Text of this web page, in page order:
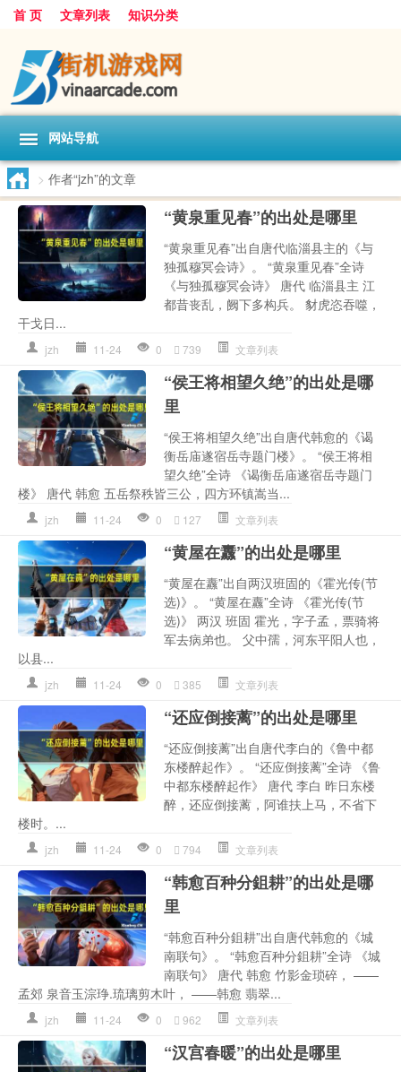
首 页 文章列表 知识分类
网站导航
> 作者“jzh”的文章
“黄泉重见春”的出处是哪里
“黄泉重见春”出自唐代临淄县主的《与
独孤穆冥会诗》。 “黄泉重见春”全诗
《与独孤穆冥会诗》 唐代 临淄县主 江
都昔丧乱，阙下多构兵。 豺虎恣吞噬，
干戈日...
jzh 11-24 0 739 文章列表
“侯王将相望久绝”的出处是哪
里
“侯王将相望久绝”出自唐代韩愈的《谒
衡岳庙遂宿岳寺题门楼》。 “侯王将相
望久绝”全诗 《谒衡岳庙遂宿岳寺题门
楼》 唐代 韩愈 五岳祭秩皆三公，四方环镇嵩当...
jzh 11-24 0 127 文章列表
“黄屋在纛”的出处是哪里
“黄屋在纛”出自两汉班固的《霍光传(节
选)》。 “黄屋在纛”全诗 《霍光传(节
选)》 两汉 班固 霍光，字子孟，票骑将
军去病弟也。 父中孺，河东平阳人也，
以县...
jzh 11-24 0 385 文章列表
“还应倒接蓠”的出处是哪里
“还应倒接蓠”出自唐代李白的《鲁中都
东楼醉起作》。 “还应倒接蓠”全诗 《鲁
中都东楼醉起作》 唐代 李白 昨日东楼
醉，还应倒接蓠，阿谁扶上马，不省下
楼时。...
jzh 11-24 0 794 文章列表
“韩愈百种分鉏耕”的出处是哪
里
“韩愈百种分鉏耕”出自唐代韩愈的《城
南联句》。 “韩愈百种分鉏耕”全诗 《城
南联句》 唐代 韩愈 竹影金琐碎， ——
孟郊 泉音玉淙琤.琉璃剪木叶， ——韩愈 翡翠...
jzh 11-24 0 962 文章列表
“汉宫春暖”的出处是哪里